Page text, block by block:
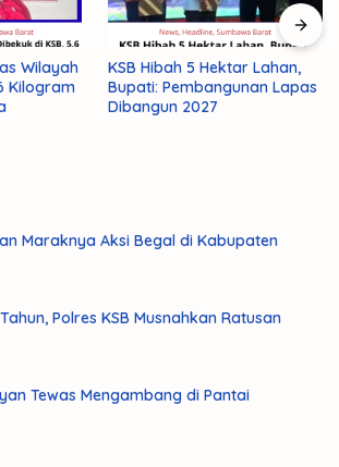
Wilayah
Kilogram
KSB Hibah 5 Hektar Lahan,
Bupati: Pembangunan Lapas
Dibangun 2027
Maraknya Aksi Begal di Kabupaten
Polres KSB Musnahkan Ratusan
Tewas Mengambang di Pantai